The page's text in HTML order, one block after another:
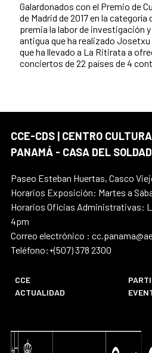
Galardonados con el Premio de
de Madrid de 2017 en la
premia la labor de investigación
antigua que ha realizado Josetxu
que ha llevado a La Ritirata a
conciertos de 22 países de 4
CCE-CDS | CENTRO
PANAMÁ - CASA DEL
Paseo Esteban Huertas, Casco
Horarios Exposición: Martes a
Horarios Oficias Administrativas:
4pm
Correo electrónico :
Teléfono:+(507) 378 2300
CCE
ACTUALIDAD